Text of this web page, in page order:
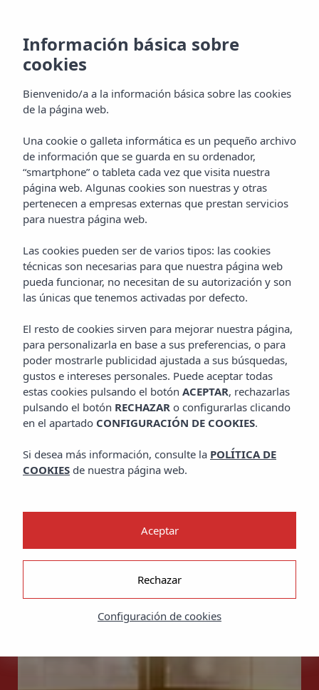
Información básica sobre
cookies
Bienvenido/a a la información básica sobre las cookies
de la página web.
Una cookie o galleta informática es un pequeño archivo
de información que se guarda en su ordenador,
“smartphone” o tableta cada vez que visita nuestra
página web. Algunas cookies son nuestras y otras
pertenecen a empresas externas que prestan servicios
para nuestra página web.
Las cookies pueden ser de varios tipos: las cookies
técnicas son necesarias para que nuestra página web
pueda funcionar, no necesitan de su autorización y son
las únicas que tenemos activadas por defecto.
El resto de cookies sirven para mejorar nuestra página,
para personalizarla en base a sus preferencias, o para
poder mostrarle publicidad ajustada a sus búsquedas,
gustos e intereses personales. Puede aceptar todas
estas cookies pulsando el botón ACEPTAR, rechazarlas
pulsando el botón RECHAZAR o configurarlas clicando
en el apartado CONFIGURACIÓN DE COOKIES.
Si desea más información, consulte la POLÍTICA DE
COOKIES de nuestra página web.
Configuración de cookies
Rechazar
Aceptar